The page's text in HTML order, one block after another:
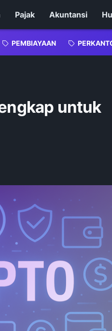
Pajak Akuntansi
PEMBIAYAAN
untuk